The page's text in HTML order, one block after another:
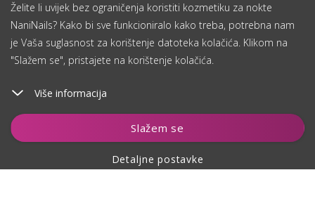
Želite li uvijek bez ograničenja koristiti kozmetiku za nokte
NaniNails? Kako bi sve funkcioniralo kako treba, potrebna nam
je Vaša suglasnost za korištenje datoteka kolačića. Klikom na
"Slažem se", pristajete na korištenje kolačića.
Više informacija
Slažem se
Detaljne postavke
Dodaj u košaricu